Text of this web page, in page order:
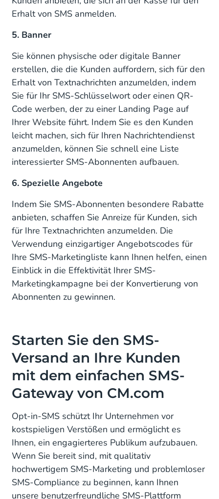
Erhalt von SMS anmelden.
5. Banner
Sie können physische oder digitale Banner
erstellen, die die Kunden auffordern, sich für den
Erhalt von Textnachrichten anzumelden, indem
Sie für Ihr SMS-Schlüsselwort oder einen QR-
Code werben, der zu einer Landing Page auf
Ihrer Website führt. Indem Sie es den Kunden
leicht machen, sich für Ihren Nachrichtendienst
anzumelden, können Sie schnell eine Liste
interessierter SMS-Abonnenten aufbauen.
6. Spezielle Angebote
Indem Sie SMS-Abonnenten besondere Rabatte
anbieten, schaffen Sie Anreize für Kunden, sich
für Ihre Textnachrichten anzumelden. Die
Verwendung einzigartiger Angebotscodes für
Ihre SMS-Marketingliste kann Ihnen helfen, einen
Einblick in die Effektivität Ihrer SMS-
Marketingkampagne bei der Konvertierung von
Abonnenten zu gewinnen.
Starten Sie den SMS-
Versand an Ihre Kunden
mit dem einfachen SMS-
Gateway von CM.com
Opt-in-SMS schützt Ihr Unternehmen vor
kostspieligen Verstößen und ermöglicht es
Ihnen, ein engagierteres Publikum aufzubauen.
Wenn Sie bereit sind, mit qualitativ
hochwertigem SMS-Marketing und problemloser
SMS-Compliance zu beginnen, kann Ihnen
unsere benutzerfreundliche SMS-Plattform